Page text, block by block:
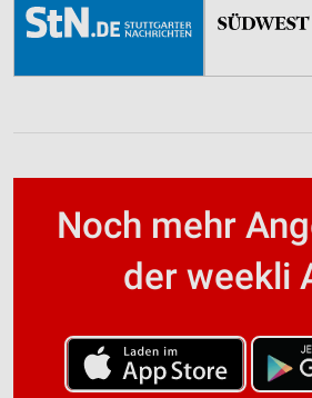
Noch mehr
der weekli